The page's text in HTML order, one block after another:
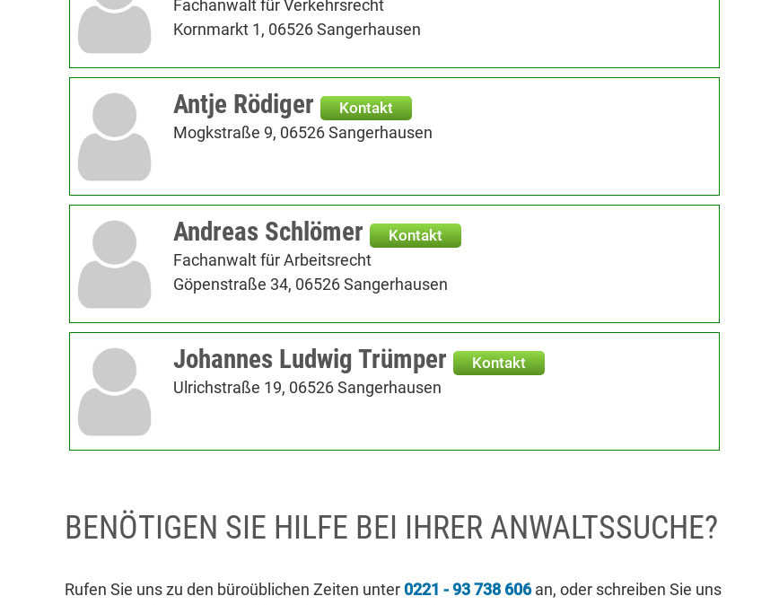
Fachanwalt für Verkehrsrecht
Kornmarkt 1, 06526 Sangerhausen
Antje Rödiger Kontakt
Mogkstraße 9, 06526 Sangerhausen
Andreas Schlömer Kontakt
Fachanwalt für Arbeitsrecht
Göpenstraße 34, 06526 Sangerhausen
Johannes Ludwig Trümper Kontakt
Ulrichstraße 19, 06526 Sangerhausen
BENÖTIGEN SIE HILFE BEI IHRER ANWALTSSUCHE?
Rufen Sie uns zu den büroüblichen Zeiten unter 0221 - 93 738 606an, oder schreiben Sie uns